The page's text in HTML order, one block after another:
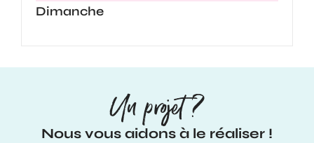
Dimanche
Un projet ?
Nous vous aidons à le réaliser !